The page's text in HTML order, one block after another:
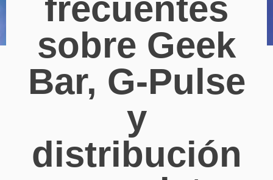
frecuentes
sobre Geek
Bar, G-Pulse
y
distribución